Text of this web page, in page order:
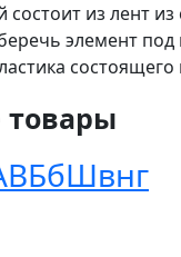
состоит из лент
элемент